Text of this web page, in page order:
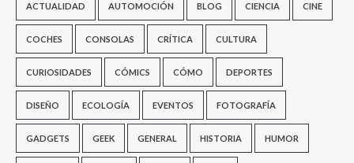
ACTUALIDAD AUTOMOCIÓN BLOG CIENCIA CINE
COCHES CONSOLAS CRÍTICA CULTURA
CURIOSIDADES CÓMICS CÓMO DEPORTES
DISEÑO ECOLOGÍA EVENTOS FOTOGRAFÍA
GADGETS GEEK GENERAL HISTORIA HUMOR